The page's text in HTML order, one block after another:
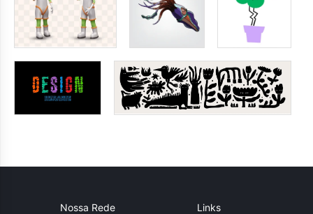
Nossa Rede Links